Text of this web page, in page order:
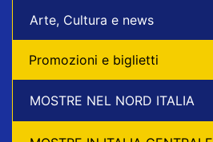
Arte, Cultura e news
Promozioni e biglietti
MOSTRE NEL NORD ITALIA